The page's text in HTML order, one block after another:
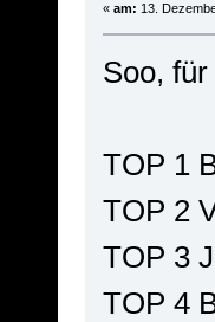
« am: 13.
Soo,
TOP 1
TOP 2
TOP 3
TOP 4